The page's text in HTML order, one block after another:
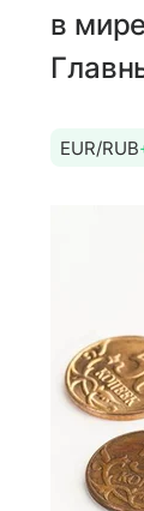
в
EUR/RUB